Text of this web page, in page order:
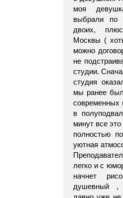
моя
выбрали по
двоих,
Москвы (
можно
не
студии.
студия
мы ранее
современных
в
минут все
полностью
уютная
легко и с
начнет
душевный ,